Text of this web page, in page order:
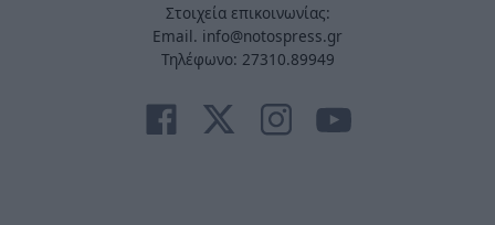
Στοιχεία επικοινωνίας:
Email. info@notospress.gr
Τηλέφωνο: 27310.89949